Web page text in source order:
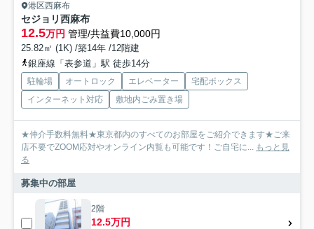
港区西麻布
セジョリ西麻布
12.5万円 管理/共益費10,000円
25.82㎡ (1K) /築14年 /12階建
銀座線「表参道」駅 徒歩14分
駐輪場 オートロック エレベーター
宅配ボックス
インターネット対応
敷地内ごみ置き場
★仲介手数料無料★東京都内のすべてのお部屋をご紹介できます★ご来
店不要でZOOM応対やオンライン内覧も可能です！ご自宅に... もっと見
る
募集中の部屋
2階
12.5万円